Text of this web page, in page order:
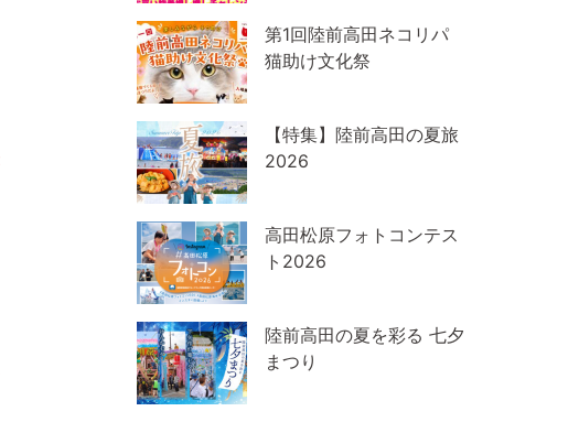
第1回陸前高田ネコリパ
猫助け文化祭
【特集】陸前高田の夏旅
2026
高田松原フォトコンテス
ト2026
陸前高田の夏を彩る 七夕
まつり